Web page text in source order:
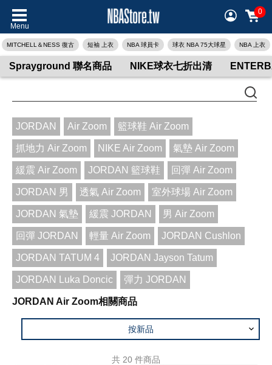
Menu
0
MITCHELL＆NESS 復古 短袖 上衣 NBA 球員卡 球衣 NBA 75大球星 NBA 上衣
Sprayground 聯名商品 NIKE球衣七折出清
JORDAN Air Zoom 籃球鞋 Air Zoom
抓地力 Air Zoom NIKE Air Zoom 氣墊 Air Zoom
緩震 Air Zoom JORDAN 籃球鞋 回彈 Air Zoom
JORDAN 男 透氣 Air Zoom 室外球場 Air Zoom
JORDAN 氣墊 緩震 JORDAN 男 Air Zoom
回彈 JORDAN 輕量 Air Zoom JORDAN Cushlon
JORDAN TATUM 4 JORDAN Jayson Tatum
JORDAN Luka Doncic 彈力 JORDAN
JORDAN Air Zoom相關商品
按新品
共 20 件商品